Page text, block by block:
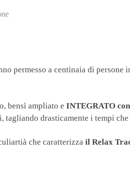
permesso a centinaia di
bensì ampliato eINTEGRATO
drasticamente i tempi
che caratterizzail Relax